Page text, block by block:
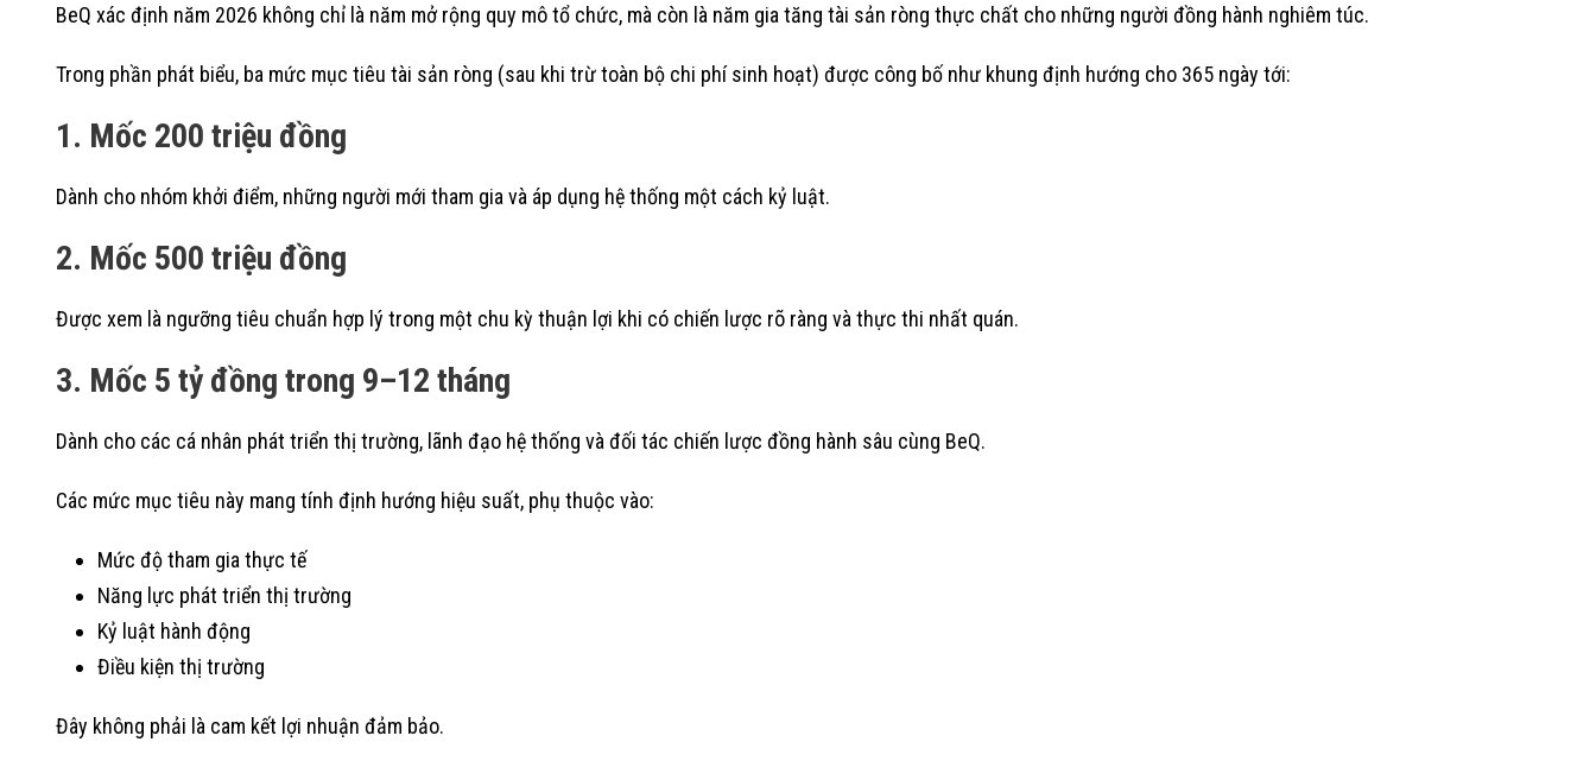
BeQ xác định năm 2026 không chỉ là năm mở rộng quy mô tổ chức, mà còn là năm gia tăng tài sản ròng thực chất cho những người đồng hành nghiêm túc.
Trong phần phát biểu, ba mức mục tiêu tài sản ròng (sau khi trừ toàn bộ chi phí sinh hoạt) được công bố như khung định hướng cho 365 ngày tới:
1. Mốc 200 triệu đồng
Dành cho nhóm khởi điểm, những người mới tham gia và áp dụng hệ thống một cách kỷ luật.
2. Mốc 500 triệu đồng
Được xem là ngưỡng tiêu chuẩn hợp lý trong một chu kỳ thuận lợi khi có chiến lược rõ ràng và thực thi nhất quán.
3. Mốc 5 tỷ đồng trong 9–12 tháng
Dành cho các cá nhân phát triển thị trường, lãnh đạo hệ thống và đối tác chiến lược đồng hành sâu cùng BeQ.
Các mức mục tiêu này mang tính định hướng hiệu suất, phụ thuộc vào:
Mức độ tham gia thực tế
Năng lực phát triển thị trường
Kỷ luật hành động
Điều kiện thị trường
Đây không phải là cam kết lợi nhuận đảm bảo.